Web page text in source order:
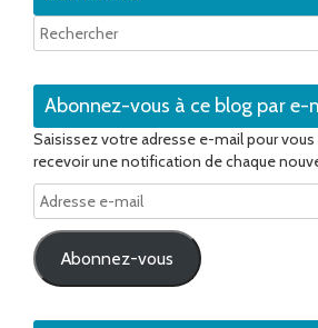
Abonnez-vous à ce blog par e-
Saisissez votre adresse e-mail pour
recevoir une notification de chaque
Adresse
e-
mail
Abonnez-vous